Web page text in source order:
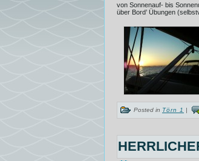
von Sonnenauf- bis
über Bord’ Übungen
Posted in Törn 1 |